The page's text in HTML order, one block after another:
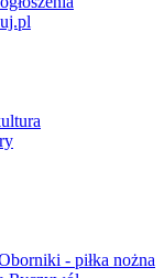
- piłka nożna